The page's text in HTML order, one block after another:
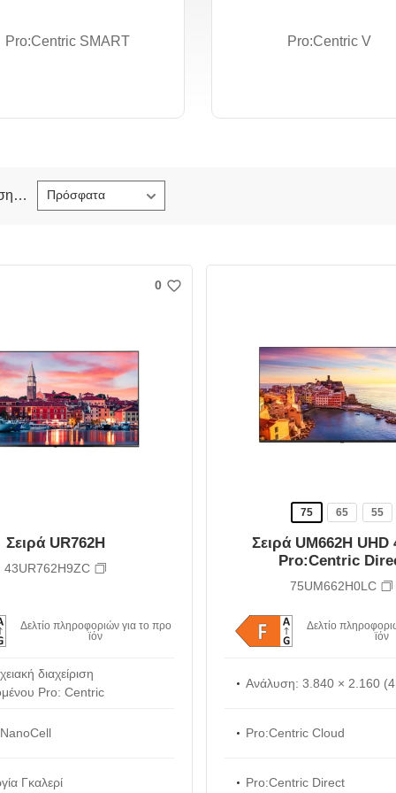
Pro:Centric SMART Pro:Centric V
Ταξινόμηση κατά Πρόσφατα
0
w
Σειρά UR762H
43UR762H9ZC
Δελτίο πληροφοριών για το προ
ϊόν
διαχείριση
Pro: Centric
Γκαλερί
75 65 55
Σειρά UM662H UHD
Pro:Centric
75UM662H0LC
Δελτίο
ϊόν
Ανάλυση: 3.840 × 2.160
Pro:Centric Cloud
Pro:Centric Direct